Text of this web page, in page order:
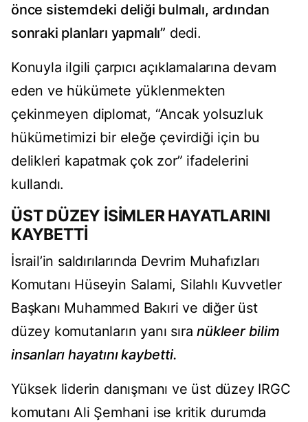
önce sistemdeki deliği bulmalı, ardından
sonraki planları yapmalı” dedi.
Konuyla ilgili çarpıcı açıklamalarına devam
eden ve hükümete yüklenmekten
çekinmeyen diplomat, “Ancak yolsuzluk
hükümetimizi bir eleğe çevirdiği için bu
delikleri kapatmak çok zor” ifadelerini
kullandı.
ÜST DÜZEY İSİMLER HAYATLARINI
KAYBETTİ
İsrail’in saldırılarında Devrim Muhafızları
Komutanı Hüseyin Salami, Silahlı Kuvvetler
Başkanı Muhammed Bakıri ve diğer üst
düzey komutanların yanı sıranükleer bilim
insanları hayatını kaybetti.
Yüksek liderin danışmanı ve üst düzey IRGC
komutanı Ali Şemhani ise kritik durumda